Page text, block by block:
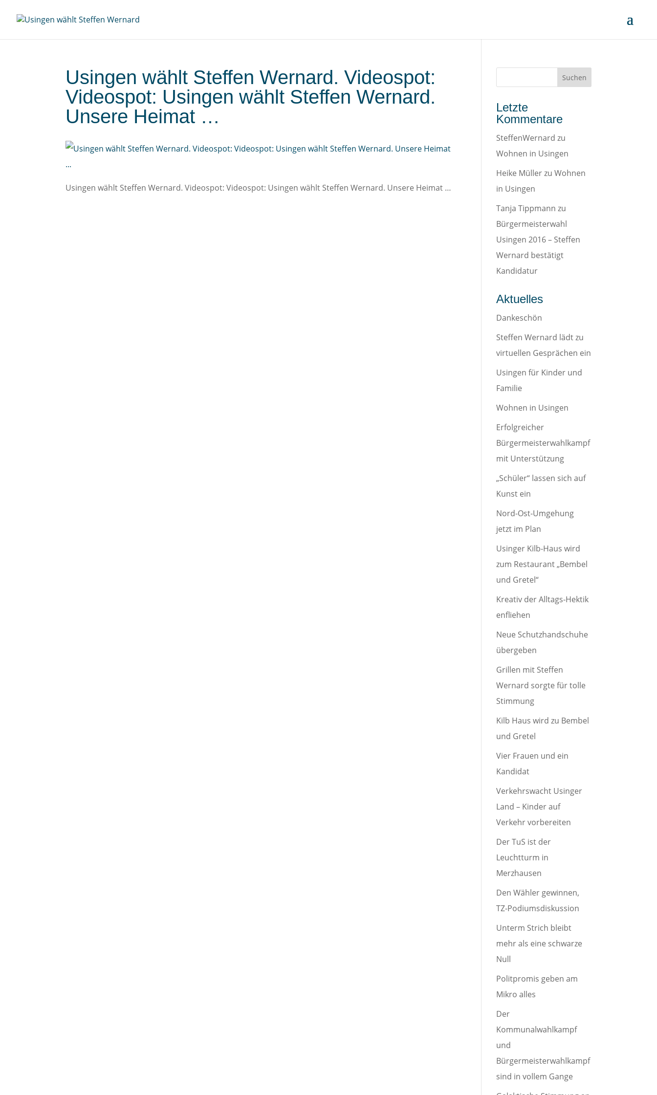
Usingen wählt Steffen Wernard. Videospot:
Videospot: Usingen wählt Steffen Wernard.
Unsere Heimat …
Usingen wählt Steffen Wernard. Videospot: Videospot: Usingen wählt Steffen Wernard. Unsere Heimat …
Letzte
Kommentare
SteffenWernard zu
Wohnen in Usingen
Heike MüllerzuWohnen
in Usingen
Tanja Tippmann zu
Bürgermeisterwahl
Usingen 2016 – Steffen
Wernard bestätigt
Kandidatur
Aktuelles
Dankeschön
Steffen Wernard lädt zu
virtuellen Gesprächen ein
Usingen für Kinder und
Familie
Wohnen in Usingen
Erfolgreicher
Bürgermeisterwahlkampf
mit Unterstützung
„Schüler“ lassen sich auf
Kunst ein
Nord-Ost-Umgehung
jetzt im Plan
Usinger Kilb-Haus wird
zum Restaurant „Bembel
und Gretel“
Kreativ der Alltags-Hektik
enfliehen
Neue Schutzhandschuhe
übergeben
Grillen mit Steffen
Wernard sorgte für tolle
Stimmung
Kilb Haus wird zu Bembel
und Gretel
Vier Frauen und ein
Kandidat
Verkehrswacht Usinger
Land – Kinder auf
Verkehr vorbereiten
Der TuS ist der
Leuchtturm in
Merzhausen
Den Wähler gewinnen,
TZ-Podiumsdiskussion
Unterm Strich bleibt
mehr als eine schwarze
Null
Politpromis geben am
Mikro alles
Der
Kommunalwahlkampf
und
Bürgermeisterwahlkampf
sind in vollem Gange